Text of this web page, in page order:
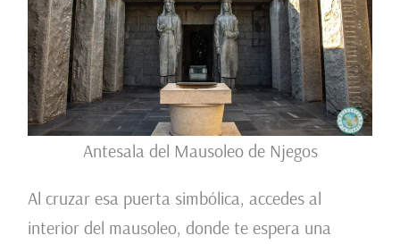
Antesala del Mausoleo de Njegos
Al cruzar esa puerta simbólica, accedes al
interior del mausoleo, donde te espera una